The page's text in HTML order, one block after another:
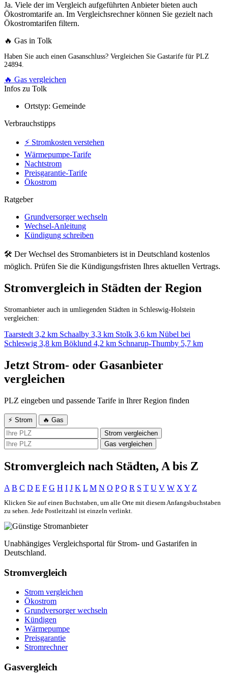
Ja. Viele der im Vergleich aufgeführten Anbieter bieten auch
Ökostromtarife an. Im Vergleichsrechner können Sie gezielt nach
Ökostromtarifen filtern.
🔥 Gas in Tolk
Haben Sie auch einen Gasanschluss? Vergleichen Sie Gastarife für PLZ
24894.
🔥 Gas vergleichen
Infos zu Tolk
Ortstyp: Gemeinde
Verbrauchstipps
⚡ Stromkosten verstehen
Wärmepumpe-Tarife
Nachtstrom
Preisgarantie-Tarife
Ökostrom
Ratgeber
Grundversorger wechseln
Wechsel-Anleitung
Kündigung schreiben
🛠 Der Wechsel des Stromanbieters ist in Deutschland kostenlos
möglich. Prüfen Sie die Kündigungsfristen Ihres aktuellen Vertrags.
Stromvergleich in Städten der Region
Stromanbieter auch in umliegenden Städten in Schleswig-Holstein
vergleichen:
Taarstedt 3,2 km Schaalby 3,3 km Stolk 3,6 km Nübel bei
Schleswig 3,8 km Böklund 4,2 km Schnarup-Thumby 5,7 km
Jetzt Strom- oder Gasanbieter
vergleichen
PLZ eingeben und passende Tarife in Ihrer Region finden
⚡ Strom
🔥 Gas
Strom vergleichen
Gas vergleichen
Stromvergleich nach Städten, A bis Z
A B C D E F G H I J K L M N O P Q R S T U V W X Y Z
Klicken Sie auf einen Buchstaben, um alle Orte mit diesem Anfangsbuchstaben
zu sehen. Jede Postleitzahl ist einzeln verlinkt.
Unabhängiges Vergleichsportal für Strom- und Gastarifen in
Deutschland.
Stromvergleich
Strom vergleichen
Ökostrom
Grundversorger wechseln
Kündigen
Wärmepumpe
Preisgarantie
Stromrechner
Gasvergleich